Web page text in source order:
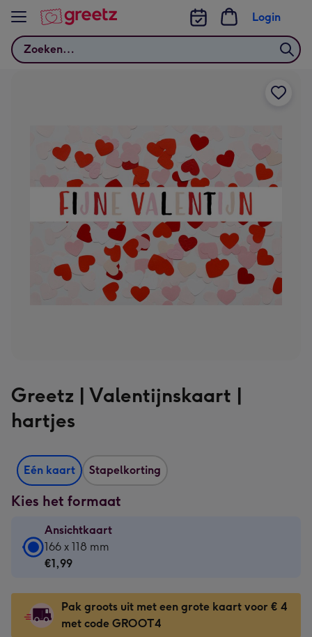
Bekijk meer
Zoeken
Login
Greetz | Valentijnskaart |
hartjes
Eén kaart Stapelkorting
Kies het formaat
Ansichtkaart
Ansichtkaart
-
-
166
x
166 x 118 mm
€1,99
Pak groots uit met een grote kaart voor € 4
met code GROOT4